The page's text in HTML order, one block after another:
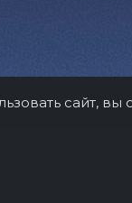
сайт, вы